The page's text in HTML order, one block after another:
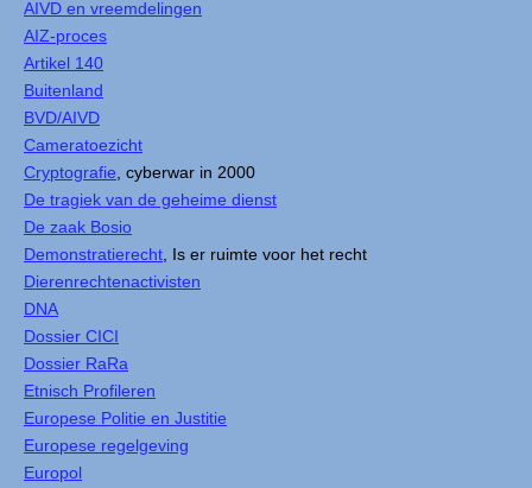
AIVD en vreemdelingen
AIZ-proces
Artikel 140
Buitenland
BVD/AIVD
Cameratoezicht
Cryptografie , cyberwar in 2000
De tragiek van de geheime dienst
De zaak Bosio
Demonstratierecht , Is er ruimte voor het recht
Dierenrechtenactivisten
DNA
Dossier CICI
Dossier RaRa
Etnisch Profileren
Europese Politie en Justitie
Europese regelgeving
Europol